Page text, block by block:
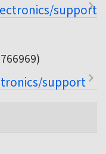
support
support